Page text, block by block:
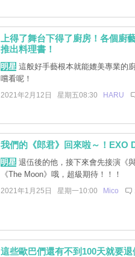
上得了舞台下得了廚房！各個廚
推出料理書！
明星這般好手藝根本就能媲美專業的
嚐看呢！
2021年2月12日 星期五08:30 HARU
我們的《郎君》回來啦～！EXO
明星退伍後的他，接下來會先接演《
《The Moon》哦，超級期待！！！
2021年1月25日 星期一10:00 Mico
這些歐巴們還有不到100天就要